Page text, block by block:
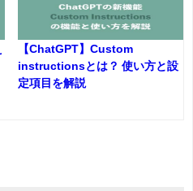
【ChatGPT】Custom
instructionsとは？ 使い方と設
定項目を解説